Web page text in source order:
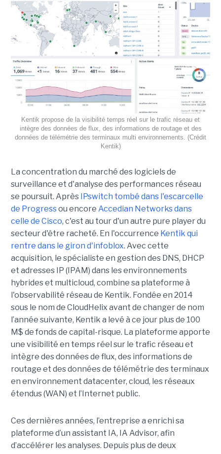
Kentik propose de la visibilité temps réel sur le trafic réseau et
intègre des données de flux, des informations de routage et des
données de télémétrie des terminaux multi environnements. (Crédit
Kentik)
La concentration du marché des logiciels de
surveillance et d'analyse des performances réseau
se poursuit. Après IPswitch tombé dans l'escarcelle
de Progressou encore Accedian Networks dans
celle de Cisco, c'est au tour d'un autre pure player du
secteur d'être racheté. En l'occurrence Kentik qui
rentre dans le giron d'infoblox. Avec cette
acquisition, le spécialiste en gestion des DNS, DHCP
et adresses IP (IPAM) dans les environnements
hybrides et multicloud, combine sa plateforme à
l'observabilité réseau de Kentik. Fondée en 2014
sous le nom de CloudHelix avant de changer de nom
l’année suivante, Kentik a levé à ce jour plus de 100
M$ de fonds de capital-risque. La plateforme apporte
une visibilité en temps réel sur le trafic réseau et
intègre des données de flux, des informations de
routage et des données de télémétrie des terminaux
en environnement datacenter, cloud, les réseaux
étendus (WAN) et l’Internet public.
Ces dernières années, l’entreprise a enrichi sa
plateforme d’un assistant IA, IA Advisor, afin
d’accélérer les analyses. Depuis plus de deux